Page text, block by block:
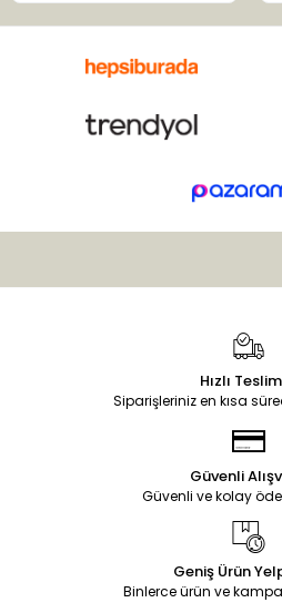
Hızlı
Siparişleriniz en kısa
Güvenli
Güvenli ve kolay
Geniş Ürün
Binlerce ürün ve